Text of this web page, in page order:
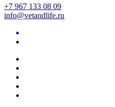
+7 967 133 08 09
info@vetandlife.ru